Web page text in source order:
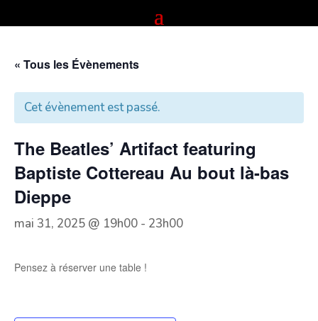
« Tous les Évènements
Cet évènement est passé.
The Beatles’ Artifact featuring
Baptiste Cottereau Au bout là-bas
Dieppe
mai 31, 2025 @ 19h00 - 23h00
Pensez à réserver une table !